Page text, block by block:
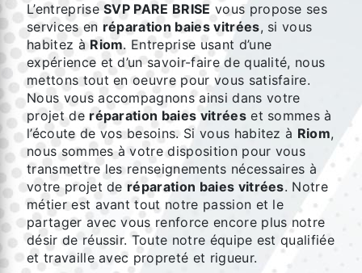
L’entrepriseSVP PARE BRISE vous propose ses
services en réparation baies vitrées, si vous
habitez à Riom. Entreprise usant d’une
expérience et d’un savoir-faire de qualité, nous
mettons tout en oeuvre pour vous satisfaire.
Nous vous accompagnons ainsi dans votre
projet de réparation baies vitréeset sommes à
l’écoute de vos besoins. Si vous habitez à Riom,
nous sommes à votre disposition pour vous
transmettre les renseignements nécessaires à
votre projet de réparation baies vitrées. Notre
métier est avant tout notre passion et le
partager avec vous renforce encore plus notre
désir de réussir. Toute notre équipe est qualifiée
et travaille avec propreté et rigueur.